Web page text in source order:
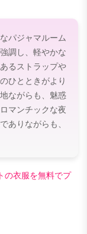
パジャマルーム
調し、軽やかな
るストラップや
ひとときがより
ながらも、魅惑
マンチックな夜
ありながらも、
の衣服を無料でプ